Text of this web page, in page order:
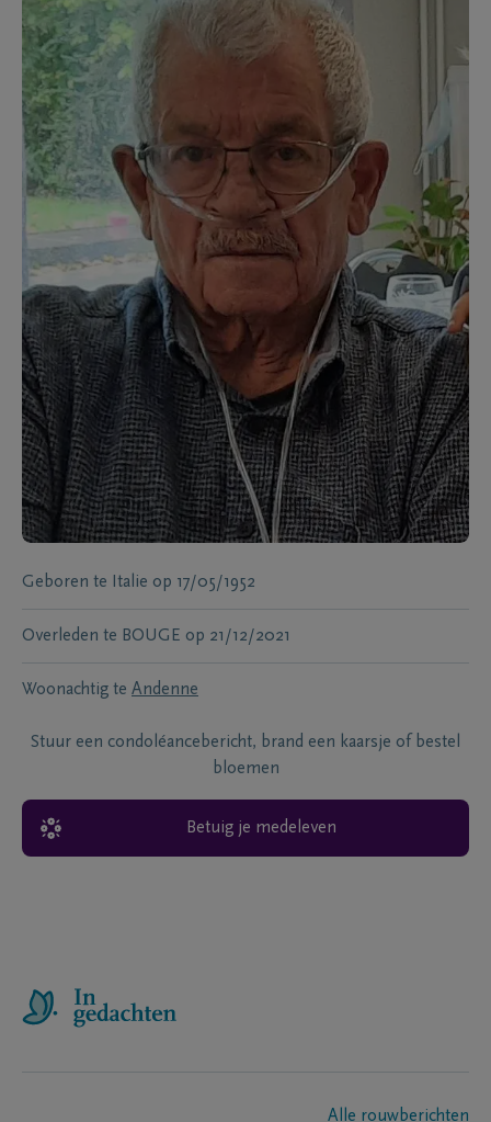
Geboren te Italie op 17/05/1952
Overleden te BOUGE op 21/12/2021
Woonachtig te Andenne
Stuur een condoléancebericht, brand een kaarsje of bestel
bloemen
Betuig je medeleven
Alle rouwberichten